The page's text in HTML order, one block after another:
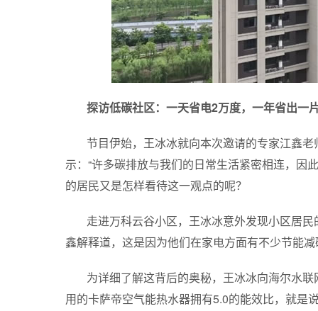
探访低碳社区：一天省电2万度，一年省出一
节目伊始，王冰冰就向本次邀请的专家江鑫
示：“许多碳排放与我们的日常生活紧密相连，因
的居民又是怎样看待这一观点的呢？
走进万科云谷小区，王冰冰意外发现小区居
鑫解释道，这是因为他们在家电方面有不少节能减
为详细了解这背后的奥秘，王冰冰向海尔水
用的卡萨帝空气能热水器拥有5.0的能效比，就是